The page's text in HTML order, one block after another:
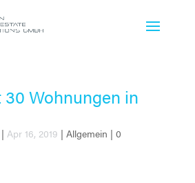
30 Wohnungen in
Apr 16, 2019 | Allgemein | 0